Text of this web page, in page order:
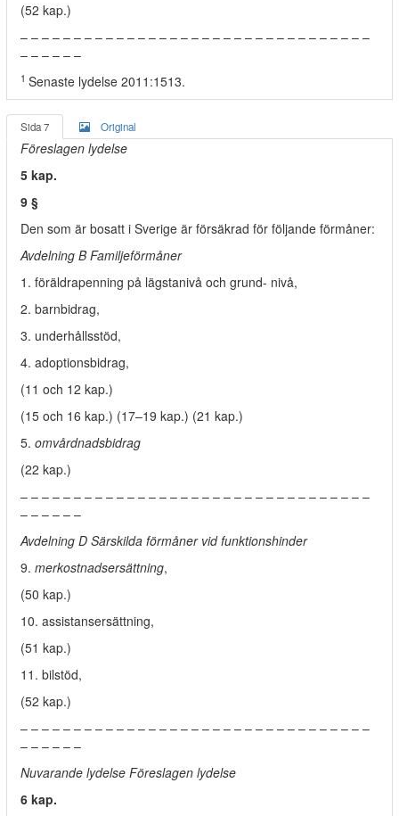
(52 kap.)
– – – – – – – – – – – – – – – – – – – – – – – – – – – – – – – – –
– – – – – –
1 Senaste lydelse 2011:1513.
Sida 7 Original
Föreslagen lydelse
5 kap.
9 §
Den som är bosatt i Sverige är försäkrad för följande förmåner:
Avdelning B Familjeförmåner
1. föräldrapenning på lägstanivå och grund- nivå,
2. barnbidrag,
3. underhållsstöd,
4. adoptionsbidrag,
(11 och 12 kap.)
(15 och 16 kap.) (17–19 kap.) (21 kap.)
5. omvårdnadsbidrag
(22 kap.)
– – – – – – – – – – – – – – – – – – – – – – – – – – – – – – – – –
– – – – – –
Avdelning D Särskilda förmåner vid funktionshinder
9. merkostnadsersättning,
(50 kap.)
10. assistansersättning,
(51 kap.)
11. bilstöd,
(52 kap.)
– – – – – – – – – – – – – – – – – – – – – – – – – – – – – – – – –
– – – – – –
Nuvarande lydelse Föreslagen lydelse
6 kap.